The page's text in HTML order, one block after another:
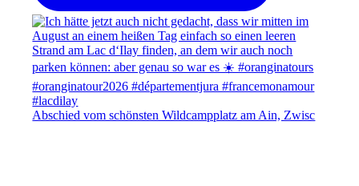
Abschied vom schönsten Wildcampplatz am Ain, Zwisc